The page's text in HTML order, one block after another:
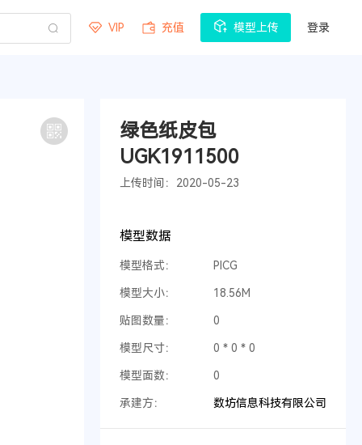
VIP 充值 模型上传 登录
绿色纸皮包
UGK1911500
上传时间：2020-05-23
模型数据
模型格式： PICG
模型大小： 18.56M
贴图数量： 0
模型尺寸： 0 * 0 * 0
模型面数： 0
承建方： 数坊信息科技有限公司